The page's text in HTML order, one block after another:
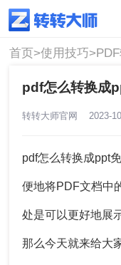
使用技巧
首页>使用技巧>
pdf怎么转换成
转转大师官网 2023-
pdf怎么转换成ppt
便地将PDF文档中
处是可以更好地展
那么今天就来给大